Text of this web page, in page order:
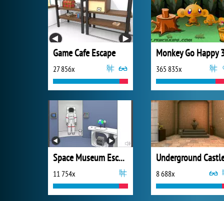
Game Cafe Escape
27 856x
Monkey Go Happy
365 835x
Space Museum Escape
11 754x 8 688x